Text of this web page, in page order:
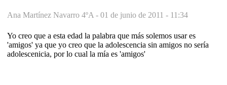
Ana Martínez Navarro 4ºA - 01 de junio de 2011 - 11:34
Yo creo que a esta edad la palabra que más solemos usar es
'amigos' ya que yo creo que la adolescencia sin amigos no sería
adolescenicia, por lo cual la mía es 'amigos'